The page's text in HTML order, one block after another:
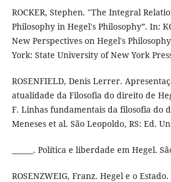
ROCKER, Stephen. "The Integral
Philosophy in Hegel's Philosophy”. In:
New Perspectives on Hegel's
York: State University of New York
ROSENFIELD, Denis Lerrer.
atualidade da Filosofia do direito de
F. Linhas fundamentais da filosofia do
Meneses et al. São Leopoldo, RS: Ed.
______. Política e liberdade em Hegel.
ROSENZWEIG, Franz. Hegel e o